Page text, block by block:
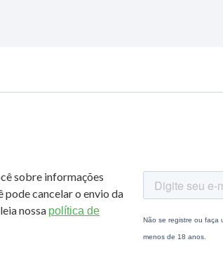
sobre informações
pode cancelar o envio da
nossa política de